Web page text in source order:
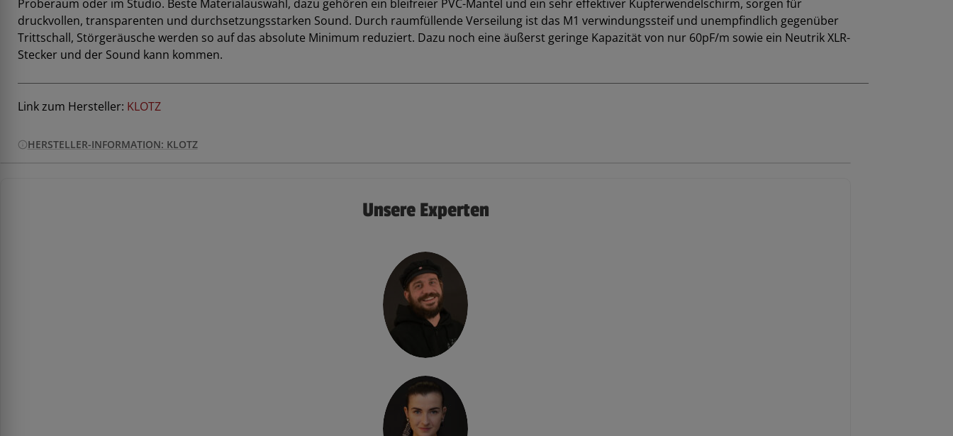
Proberaum oder im Studio. Beste Materialauswahl, dazu gehören ein bleifreier PVC-Mantel und ein sehr effektiver Kupferwendelschirm, sorgen für
druckvollen, transparenten und durchsetzungsstarken Sound. Durch raumfüllende Verseilung ist das M1 verwindungssteif und unempfindlich gegenüber
Trittschall, Störgeräusche werden so auf das absolute Minimum reduziert. Dazu noch eine äußerst geringe Kapazität von nur 60pF/m sowie ein Neutrik XLR-
Stecker und der Sound kann kommen.
Link zum Hersteller: KLOTZ
HERSTELLER-INFORMATION: KLOTZ
Unsere Experten